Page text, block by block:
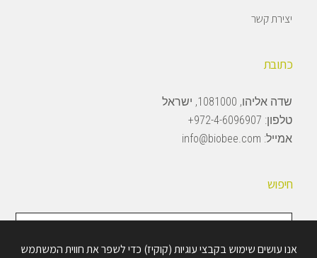
יצירת קשר
כתובת
שדה אליהו, 1081000, ישראל
טלפון: 972-4-6096907+
אמייל: info@biobee.com
חיפוש
חיפוש